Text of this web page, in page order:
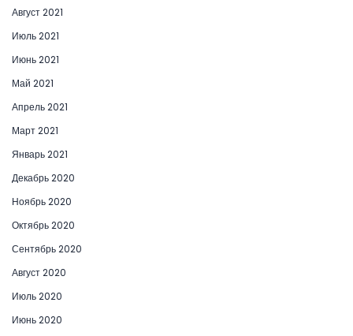
Август 2021
Июль 2021
Июнь 2021
Май 2021
Апрель 2021
Март 2021
Январь 2021
Декабрь 2020
Ноябрь 2020
Октябрь 2020
Сентябрь 2020
Август 2020
Июль 2020
Июнь 2020